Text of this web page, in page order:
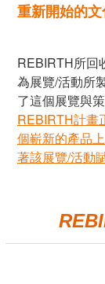
重新開始的
REBIRTH所回
為展覽/活動所
了這個展覽與
REBIRTH計畫
個嶄新的產品
著該展覽/活動